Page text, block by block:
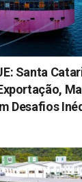
Santa
Desafios